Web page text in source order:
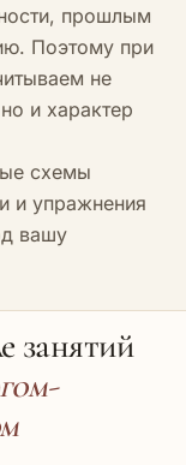
прошлым
Поэтому при
не
и характер
схемы
и упражнения
вашу
занятий